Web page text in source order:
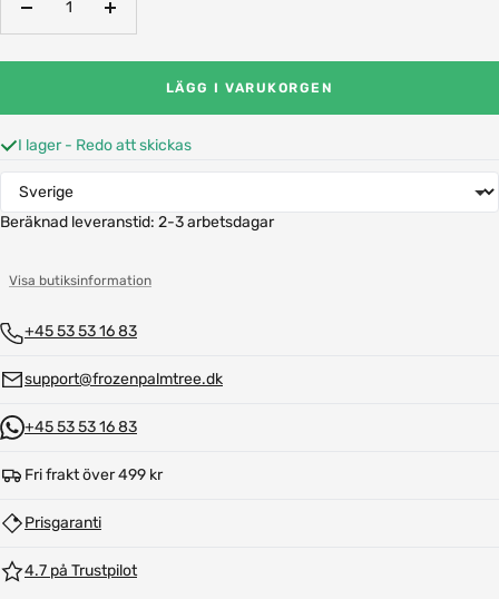
Öka
LÄGG I VARUKORGEN
I lager - Redo att skickas
Beräknad leveranstid: 2-3 arbetsdagar
Visa butiksinformation
+45 53 53 16 83
support@frozenpalmtree.dk
+45 53 53 16 83
Fri frakt över 499 kr
Prisgaranti
4.7 på Trustpilot